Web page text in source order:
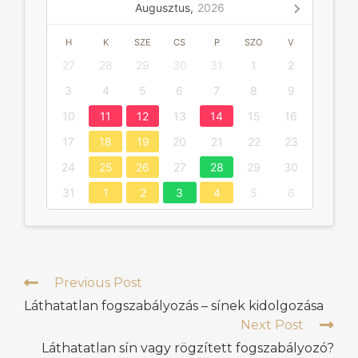
Augusztus, 2026
H K SZE CS P SZO V
27 28 29 30 31 1
2
3
4 5 6 7 8
9
10
11 12 13 14 15
16
17
18 19 20 21 22
23
24
25 26 27 28 29
30
31
1 2 3 4 5 6
Previous Post
Láthatatlan fogszabályozás – sínek kidolgozása
Next Post
Láthatatlan sín vagy rögzített fogszabályozó?